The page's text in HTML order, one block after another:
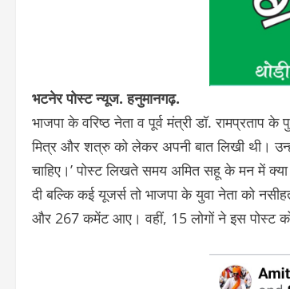
भटनेर पोस्ट न्यूज. हनुमानगढ़.
भाजपा के वरिष्ठ नेता व पूर्व मंत्री डॉ.
मित्र और शत्रु को लेकर अपनी बात लिखी थी।
चाहिए।’ पोस्ट लिखते समय अमित सहू के मन में
दी बल्कि कई यूजर्स तो भाजपा के युवा नेता को
और 267 कमेंट आए। वहीं, 15 लोगों ने इस पोस्ट